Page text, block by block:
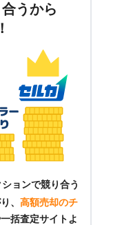
うから
！
ョンで競り合う
、 高額売却のチ
括査定サイトよ